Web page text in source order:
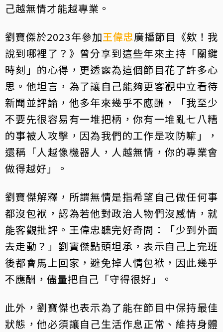
己越無情才能越專業。
劉寶傑於2023年參加王偉忠廣播節目《欸！我
說到哪裡了？》曾分享到這些年來主持「關鍵
時刻」的心得，更透露為這個節目花了許多心
思。他坦言，為了讓自己能夠更客觀中立看待
新聞並評論，他多年來幾乎不應酬，「我至少
不要先很容易有一堆把柄，你有一堆亂七八糟
的事被人攻擊，因為我們的工作是攻防嘛」，
還稱「人越像機器人，人越無情，你的專業會
做得越好」。
劉寶傑解釋，所謂無情是指希望自己做任何事
都沒包袱，認為若他對政治人物們沒感情，就
能客觀批評。王偉忠聽完好奇問：「少到外面
去走動？」劉寶傑點頭坦承，表示自己上完班
後都會馬上回家，避免掉人情包袱，因此幾乎
不應酬，儘量把自己「守得很好」。
此外，劉寶傑也表示為了能在節目中保持最佳
狀態，他必須讓自己生活作息正常、維持身體